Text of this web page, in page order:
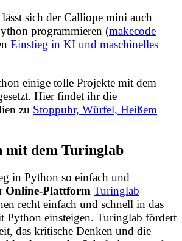
sich der Calliope mini auch
programmieren (makecode
Einstieg in KI und maschinelles
einige tolle Projekte mit dem
Hier findet ihr die
zu Stoppuhr, Würfel, Heißem
mit dem Turinglab
in Python so einfach und
Online-Plattform Turinglab
recht einfach und schnell in das
Python einsteigen. Turinglab fördert
das kritische Denken und die